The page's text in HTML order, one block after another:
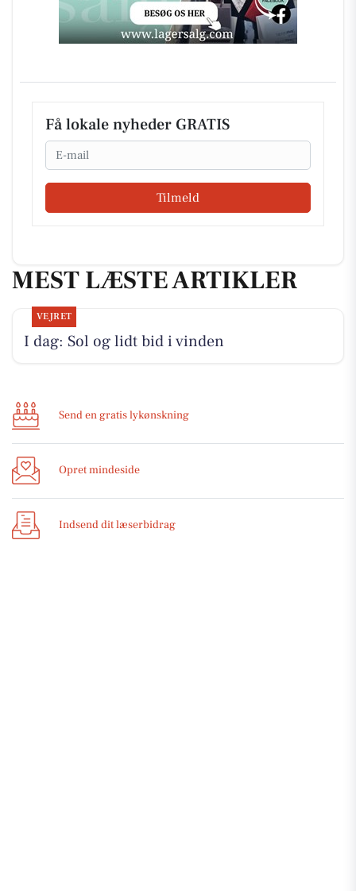
Få lokale nyheder GRATIS
Email
Tilmeld
MEST LÆSTE ARTIKLER
VEJRET
I dag: Sol og lidt bid i vinden
Send en gratis lykønskning
Opret mindeside
Indsend dit læserbidrag